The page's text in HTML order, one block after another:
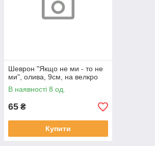
Шеврон "Якщо не ми - то не
ми", олива, 9см, на велкро
В наявності 8 од.
65 ₴
Купити